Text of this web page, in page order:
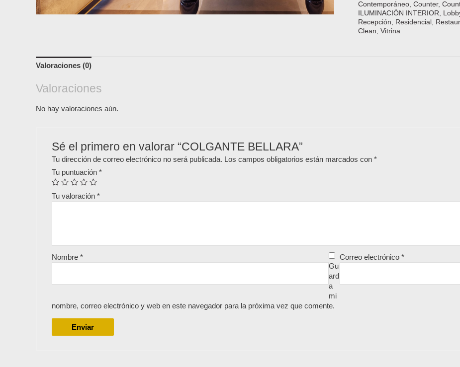
Contemporáneo, Counter,
ILUMINACIÓN INTERIOR,
Recepción, Residencial ,
Clean, Vitrina
Valoraciones (0)
Valoraciones
No hay valoraciones aún.
Sé el primero en valorar “COLGANTE BELLARA”
Tu dirección de correo electrónico no será publicada. Los campos obligatorios están marcados con *
Tu puntuación *
Tu valoración *
Nombre * Correo electrónico*
Gu
ard
a
mi
nombre, correo electrónico y web en este navegador para la próxima vez que comente.